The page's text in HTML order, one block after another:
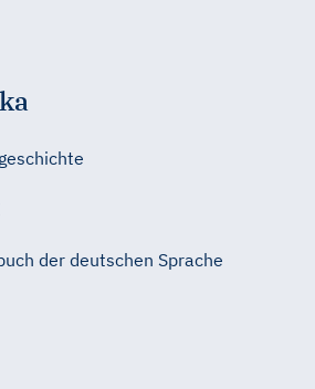
der deutschen Sprache